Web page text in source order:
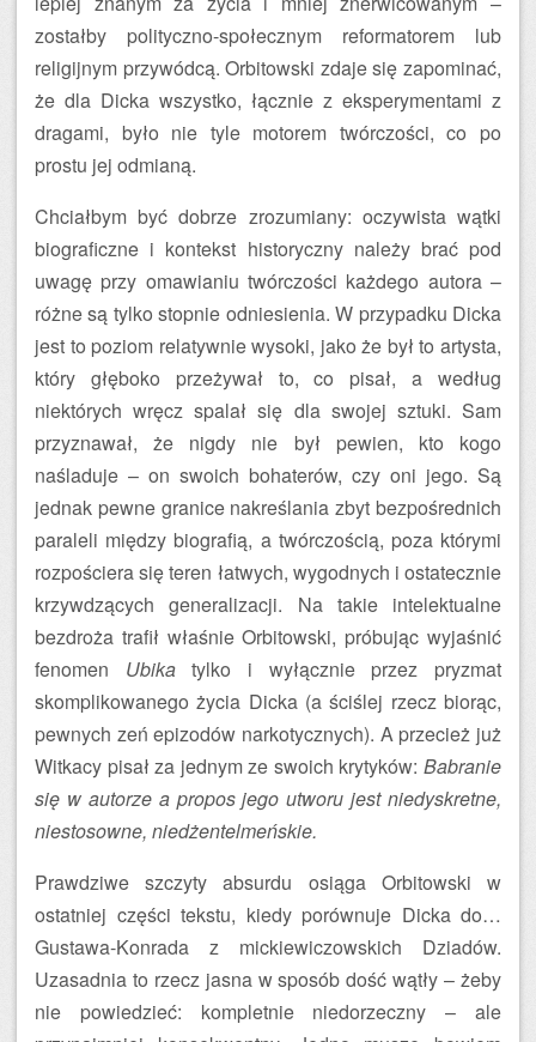
zostałby polityczno-społecznym reformatorem lub
religijnym przywódcą. Orbitowski zdaje się zapominać,
że dla Dicka wszystko, łącznie z eksperymentami z
dragami, było nie tyle motorem twórczości, co po
prostu jej odmianą.
Chciałbym być dobrze zrozumiany: oczywista wątki
biograficzne i kontekst historyczny należy brać pod
uwagę przy omawianiu twórczości każdego autora –
różne są tylko stopnie odniesienia. W przypadku Dicka
jest to poziom relatywnie wysoki, jako że był to artysta,
który głęboko przeżywał to, co pisał, a według
niektórych wręcz spalał się dla swojej sztuki. Sam
przyznawał, że nigdy nie był pewien, kto kogo
naśladuje – on swoich bohaterów, czy oni jego. Są
jednak pewne granice nakreślania zbyt bezpośrednich
paraleli między biografią, a twórczością, poza którymi
rozpościera się teren łatwych, wygodnych i ostatecznie
krzywdzących generalizacji. Na takie intelektualne
bezdroża trafił właśnie Orbitowski, próbując wyjaśnić
fenomen Ubikatylko i wyłącznie przez pryzmat
skomplikowanego życia Dicka (a ściślej rzecz biorąc,
pewnych zeń epizodów narkotycznych). A przecież już
Witkacy pisał za jednym ze swoich krytyków: Babranie
się w autorze a propos jego utworu jest niedyskretne,
niestosowne, niedżentelmeńskie.
Prawdziwe szczyty absurdu osiąga Orbitowski w
ostatniej części tekstu, kiedy porównuje Dicka do…
Gustawa-Konrada z mickiewiczowskich Dziadów.
Uzasadnia to rzecz jasna w sposób dość wątły – żeby
nie powiedzieć: kompletnie niedorzeczny – ale